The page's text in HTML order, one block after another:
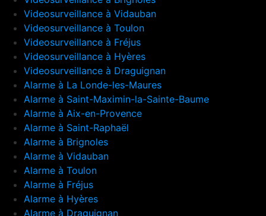
Videosurveillance à Vidauban
Videosurveillance à Toulon
Videosurveillance à Fréjus
Videosurveillance à Hyères
Videosurveillance à Draguignan
Alarme à La Londe-les-Maures
Alarme à Saint-Maximin-la-Sainte-Baume
Alarme à Aix-en-Provence
Alarme à Saint-Raphaël
Alarme à Brignoles
Alarme à Vidauban
Alarme à Toulon
Alarme à Fréjus
Alarme à Hyères
Alarme à Draguignan